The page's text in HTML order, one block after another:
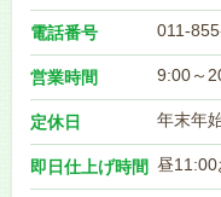
電話番号 011-
営業時間 9:00～
定休日 年末年
即日仕上げ時間 昼11:00